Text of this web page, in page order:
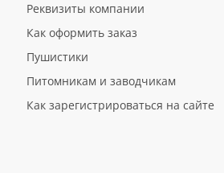
Реквизиты компании
Как оформить заказ
Пушистики
Питомникам и заводчикам
Как зарегистрироваться на сайте